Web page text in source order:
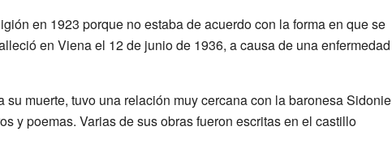
en 1923 porque no estaba de acuerdo con la forma en que se
en Viena el 12 de junio de 1936, a causa de una enfermedad
muerte, tuvo una relación muy cercana con la baronesa Sidonie
y poemas. Varias de sus obras fueron escritas en el castillo